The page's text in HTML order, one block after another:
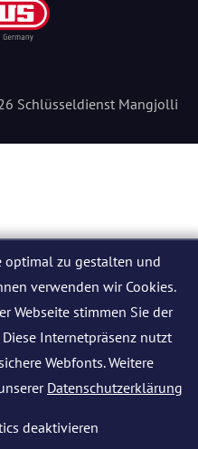
Schlüsseldienst Mangjolli
optimal zu gestalten und
verwenden wir Cookies.
Webseite stimmen Sie der
Internetpräsenz nutzt
Webfonts. Weitere
Datenschutzerklärung
deaktivieren